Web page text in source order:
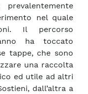
nel quale
Il percorso
ha toccato
tappe, che sono
una raccolta
ed utile ad altri
dall’altra a